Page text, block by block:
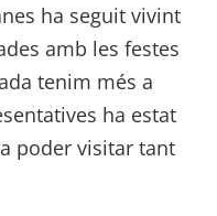
ha seguit vivint
amb les festes
tenim més a
ha estat
poder visitar tant